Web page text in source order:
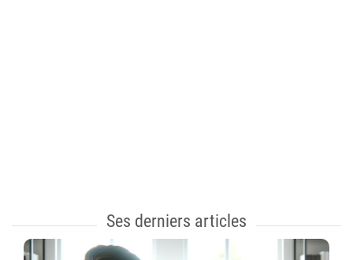
Ses derniers articles